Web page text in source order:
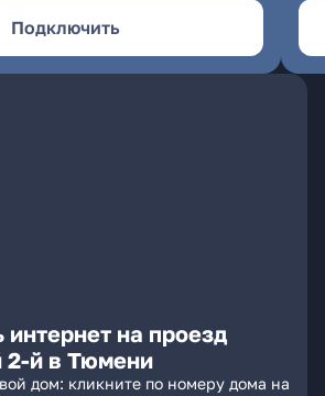
Подключить
на проезд
2-й в Тюмени
дом: кликните по номеру дома на